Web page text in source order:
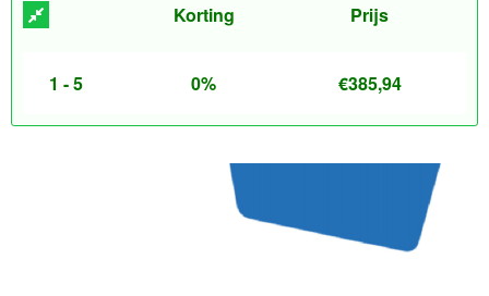
Korting Prijs
1 - 5 0% €385,94